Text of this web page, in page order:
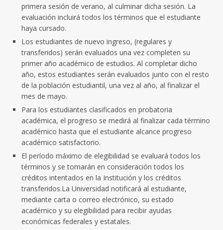
primera sesión de verano, al culminar dicha sesión. La
evaluación incluirá todos los términos que el estudiante
haya cursado.
Los estudiantes de nuevo ingreso, (regulares y
transferidos) serán evaluados una vez completen su
primer año académico de estudios. Al completar dicho
año, estos estudiantes serán evaluados junto con el resto
de la población estudiantil, una vez al año, al finalizar el
mes de mayo.
Para los estudiantes clasificados en probatoria
académica, el progreso se medirá al finalizar cada término
académico hasta que el estudiante alcance progreso
académico satisfactorio.
El período máximo de elegibilidad se evaluará todos los
términos y se tomarán en consideración todos los
créditos intentados en la Institución y los créditos
transferidos.La Universidad notificará al estudiante,
mediante carta o correo electrónico, su estado
académico y su elegibilidad para recibir ayudas
económicas federales y estatales.